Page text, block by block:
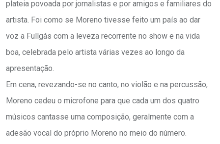
plateia povoada por jornalistas e por amigos e familiares do
artista. Foi como se Moreno tivesse feito um país ao dar
voz a Fullgás com a leveza recorrente no show e na vida
boa, celebrada pelo artista várias vezes ao longo da
apresentação.
Em cena, revezando-se no canto, no violão e na percussão,
Moreno cedeu o microfone para que cada um dos quatro
músicos cantasse uma composição, geralmente com a
adesão vocal do próprio Moreno no meio do número.